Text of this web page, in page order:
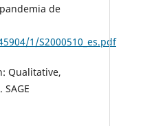
de
1/S2000510_es.pdf
Qualitative,